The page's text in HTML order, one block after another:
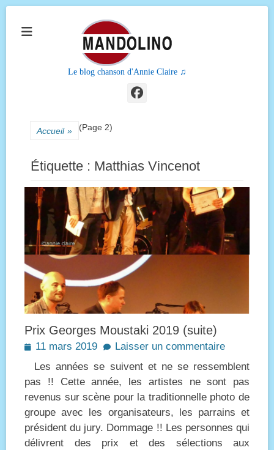
Le blog chanson d'Annie Claire ♫
Facebook
Accueil » (Page 2)
Étiquette : Matthias Vincenot
Prix Georges Moustaki 2019 (suite)
Posted
11 mars 2019
Laisser un commentaire
Les années se suivent et ne se ressemblent
pas !! Cette année, les artistes ne sont pas
revenus sur scène pour la traditionnelle photo de
groupe avec les organisateurs, les parrains et
président du jury. Dommage !! Les personnes qui
délivrent des prix et des sélections aux